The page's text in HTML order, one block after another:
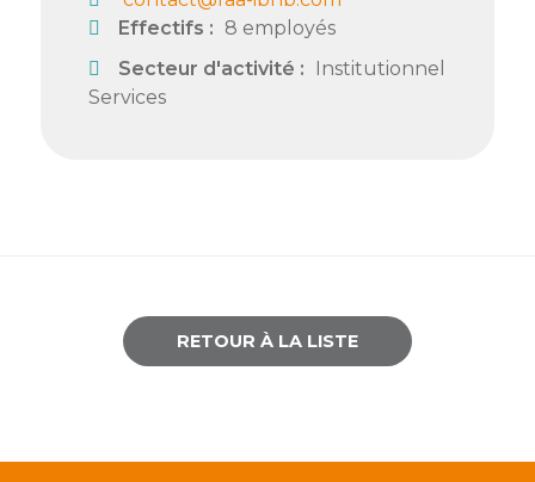
Effectifs : 8 employés
Secteur d'activité : Institutionnel
Services
RETOUR À LA LISTE